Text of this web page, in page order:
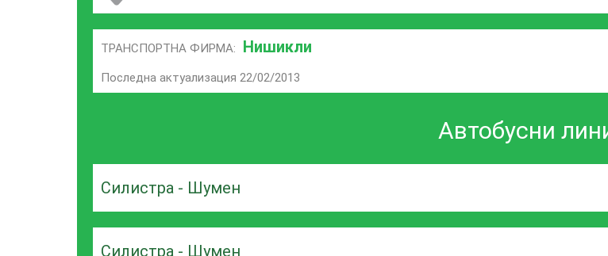
ТРАНСПОРТНА ФИРМА: Нишикли
Последна актуализация 22/02/2013
Автобусни
Силистра - Шумен
Силистра - Шумен